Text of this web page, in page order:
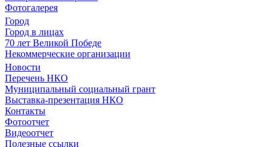
Фотогалерея
Город
Город в лицах
70 лет Великой Победе
Некоммерческие организации
Новости
Перечень НКО
Муниципальный социальный грант
Выставка-презентация НКО
Контакты
Фотоотчет
Видеоотчет
Полезные ссылки